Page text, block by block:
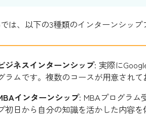
は、以下の3種類のインターンシップ
ジネスインターンシップ: 実際に
ラムです。複数のコースが用意され
インターンシップ: MBAプログラム
初日から自分の知識を活かした内容